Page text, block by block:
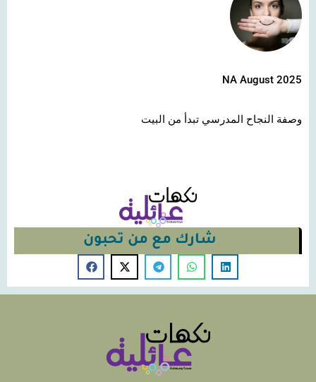
NA August 2025
وصفة النجاح المدرسي تبدأ من البيت
شارك مع من تحبون